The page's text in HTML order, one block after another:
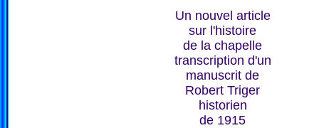
Un nouvel article
sur l'histoire
de la chapelle
transcription d'un
manuscrit de
Robert Triger
historien
de 1915